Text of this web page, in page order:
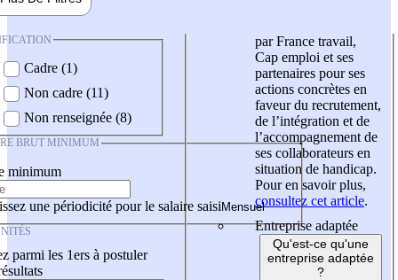
Cadre (1)
Non cadre (11)
Non renseignée (8)
BRUT MINIMUM
minimum
une périodicité pour le salaire saisi
parmi les 1ers à postuler
par France travail,
Cap emploi et ses
partenaires pour ses
actions concrètes en
faveur du recrutement,
de l’intégration et de
l’accompagnement de
ses collaborateurs en
situation de handicap.
Pour en savoir plus,
consultez cet article.
Entreprise adaptée
Qu'est-ce qu'une
entreprise adaptée
?